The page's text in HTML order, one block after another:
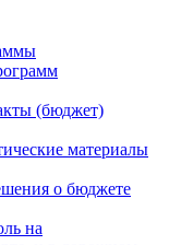
(бюджет)
материалы
о бюджете
на